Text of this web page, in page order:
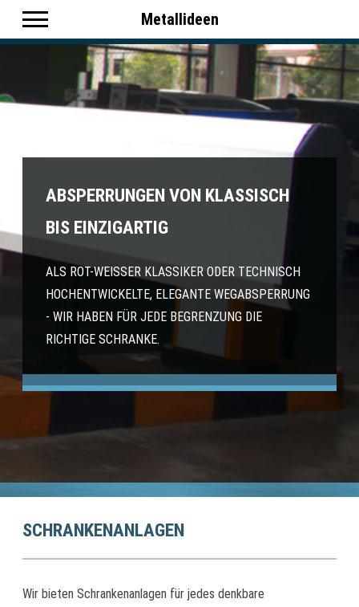
Metallideen
ABSPERRUNGEN VON KLASSISCH
BIS EINZIGARTIG
ALS ROT-WEISSER KLASSIKER ODER TECHNISCH H
OCHENTWICKELTE, ELEGANTE WEGABSPERRUNG -
WIR HABEN FÜR JEDE BEGRENZUNG DIE R
ICHTIGE SCHRANKE.
SCHRANKENANLAGEN
Wir bieten Schrankenanlagen für jedes denkbare